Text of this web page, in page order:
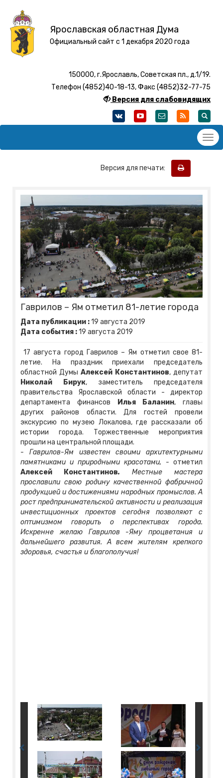
Ярославская областная Дума
Официальный сайт с 1 декабря 2020 года
150000, г.Ярославль, Советская пл., д.1/19.
Телефон (4852)40-18-13, Факс (4852)32-77-75
Версия для слабовидящих
Версия для печати:
Гаврилов – Ям отметил 81-летие города
Дата публикации :19 августа 2019
Дата события :19 августа 2019
17 августа город Гаврилов – Ям отметил свое 81-
летие. На праздник приехали председатель
областной Думы Алексей Константинов, депутат
Николай Бирук, заместитель председателя
правительства Ярославской области - директор
департамента финансов
Илья Баланин, главы
других районов области. Для гостей провели
экскурсию по музею Локалова, где рассказали об
истории города. Торжественные мероприятия
прошли на центральной площади.
- Гаврилов-Ям известен своими архитектурными
памятниками и природными красотами, - отметил
Алексей Константинов. Местные мастера
прославили свою родину качественной фабричной
продукцией и достижениями народных промыслов. А
рост предпринимательской активности и реализация
инвестиционных проектов сегодня позволяют с
оптимизмом говорить о перспективах города.
Искренне желаю Гаврилов -Яму процветания и
дальнейшего развития. А всем жителям крепкого
здоровья, счастья и благополучия!